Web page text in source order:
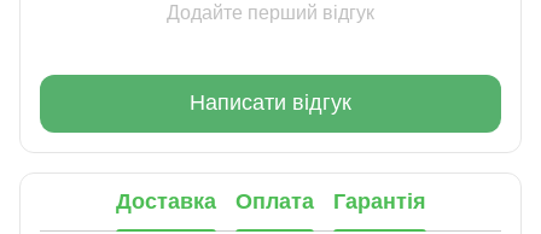
Додайте перший відгук
Написати відгук
Доставка Оплата Гарантія